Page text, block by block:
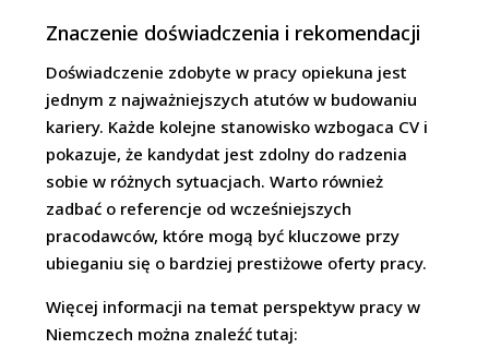
Znaczenie doświadczenia i rekomendacji
Doświadczenie zdobyte w pracy opiekuna jest
jednym z najważniejszych atutów w budowaniu
kariery. Każde kolejne stanowisko wzbogaca CV i
pokazuje, że kandydat jest zdolny do radzenia
sobie w różnych sytuacjach. Warto również
zadbać o referencje od wcześniejszych
pracodawców, które mogą być kluczowe przy
ubieganiu się o bardziej prestiżowe oferty pracy.
Więcej informacji na temat perspektyw pracy w
Niemczech można znaleźć tutaj: